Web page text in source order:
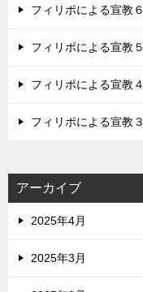
フィリポによる宣教６
フィリポによる宣教５
フィリポによる宣教４
フィリポによる宣教３
アーカイブ
2025年4月
2025年3月